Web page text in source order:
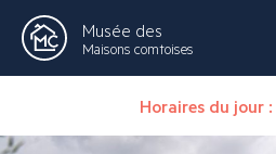
Musée des
Maisons comtoises
Horaires du jour :